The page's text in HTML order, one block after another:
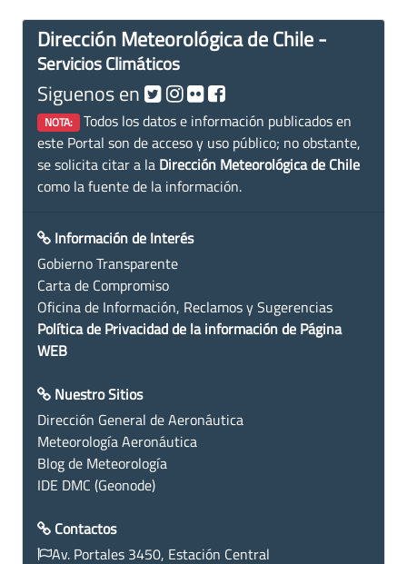
Dirección Meteorológica de Chile -
Servicios Climáticos
Siguenos en
NOTA: Todos los datos e información publicados en
este Portal son de acceso y uso público; no obstante,
se solicita citar a la Dirección Meteorológica de Chile
como la fuente de la información.
Información de Interés
Gobierno Transparente
Carta de Compromiso
Oficina de Información, Reclamos y Sugerencias
Política de Privacidad de la información de Página
WEB
Nuestro Sitios
Dirección General de Aeronáutica
Meteorología Aeronáutica
Blog de Meteorología
IDE DMC (Geonode)
Contactos
Av. Portales 3450, Estación Central